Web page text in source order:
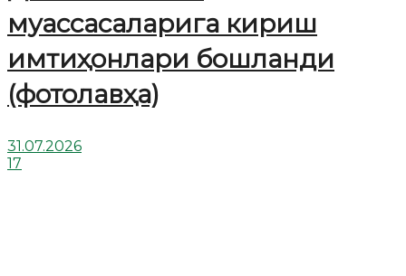
муассасаларига кириш
имтиҳонлари бошланди
(фотолавҳа)
31.07.2026
17